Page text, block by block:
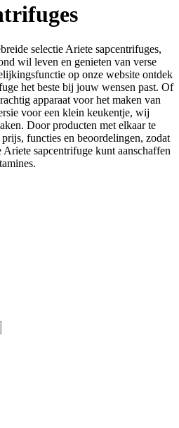
selectie Ariete sapcentrifuges,
wil leven en genieten van verse
op onze website ontdek
het beste bij jouw wensen past. Of
apparaat voor het maken van
voor een klein keukentje, wij
Door producten met elkaar te
functies en beoordelingen, zodat
sapcentrifuge kunt aanschaffen